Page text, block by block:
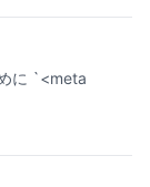
に `<meta